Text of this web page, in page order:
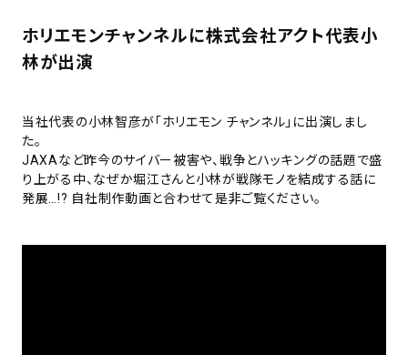
ホリエモンチャンネルに株式会社アクト代表小
林が出演
当社代表の小林智彦が「ホリエモン チャンネル」に出演しまし
た。
JAXAなど昨今のサイバー被害や、戦争とハッキングの話題で盛
り上がる中、なぜか堀江さんと小林が戦隊モノを結成する話に
発展…!? 自社制作動画と合わせて是非ご覧ください。